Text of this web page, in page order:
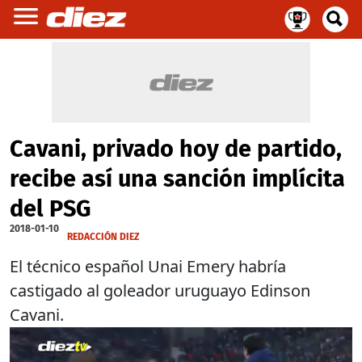
Cavani, privado hoy de partido,
recibe así una sanción implícita
del PSG
2018-01-10
REDACCIÓN DIEZ
El técnico español Unai Emery habría
castigado al goleador uruguayo Edinson
Cavani.